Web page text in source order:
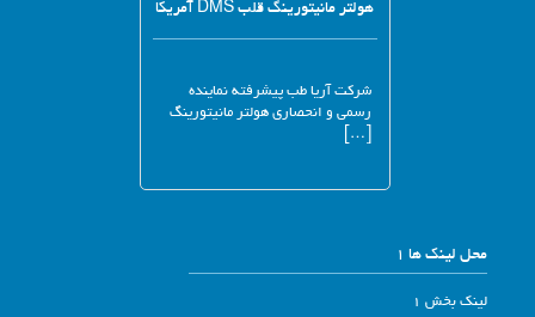
هولتر مانیتورینگ قلب DMS آمریکا
شرکت آریا طب پیشرفته نماینده
رسمی و انحصاری هولتر مانیتورینگ
[…]
محل لینک ها 1
لینک بخش 1